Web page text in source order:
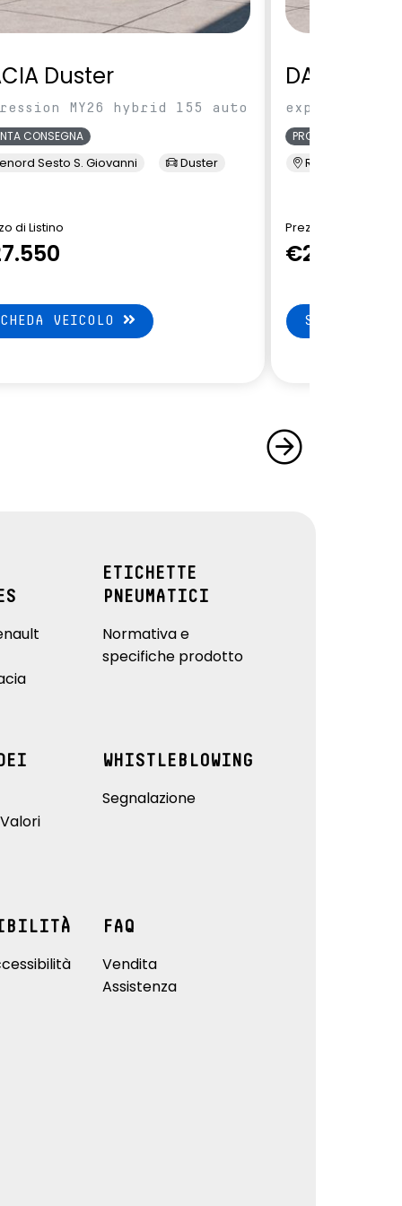
Duster
MY26 hybrid 155 auto
CONSEGNA
Sesto S. Giovanni Duster
di Listino
VEICOLO
DACIA
expression
PRONTA CONSEGNA
Renord Sesto S.
Prezzo di Listino
€27.550
SCHEDA
ETICHETTE
PNEUMATICI
Normativa e
specifiche prodotto
WHISTLEBLOWING
Segnalazione
FAQ
Vendita
Assistenza